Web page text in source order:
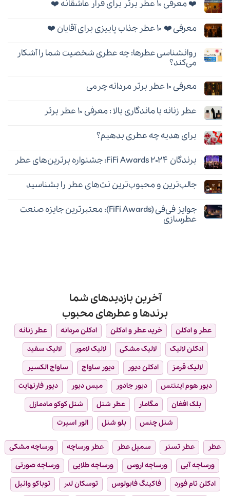
برای
(Thameen)؛
راهنمای
خرید
ثبت
❤️ معرفی ۱۰ عطر برتر برای قرار عاشقانه ❤️
برای
❤️
عطر
برتر
برای
عاشقانه
❤️
ثبت
نشده
معرفی ❤️ ۱۰ عطر جذاب پاییزی برای آقایان ❤️
برای
معرفی
❤️
جذاب
پاییزی
❤️
ثبت
نشده
روانشناسی عطرها: چه عطری شخصیت شما را آشکار
می‌کند؟
دیدگاهی
برای
روانشناسی
عطری
را
آشکار
ثبت
نشده
معرفی ۱۰ عطر برتر مردانه چرمی
برای
معرفی
برتر
مردانه
ثبت
نشده
عطر زنانه با ماندگاری بالا : معرفی ۱۰ عطر برتر
برای
عطر
ماندگاری
بالا
معرفی
۱۰
ثبت
نشده
برای هدیه چه عطری بدهیم؟
برای
برای
عطری
بدهیم؟
ثبت
نشده
برندگان FiFi Awards ۲۰۲۴: جشنواره برترین‌های عطر
برای
برندگان
۲۰۲۴:
جشنواره
برترین‌های
ثبت
نشده
جالب‌ترین و محبوب‌ترین نت‌های عطر را بشناسید
برای
جالب‌ترین
و
ثبت
نشده
جوایز فی‌فی (FiFi Awards): معتبرترین جایزه صنعت
عطرسازی
آخرین بازدیدهای شما
برندها و عطرهای محبوب
عطر و ادکلن خرید عطر و ادکلن ادکلن مردانه
عطر زنانه
ادکلن لالیک
لالیک مشکی لالیک لامور
لالیک سفید
لالیک قرمز
ادکلن دیور دیور ساواج
ساواج الکسیر
دیور هوم اینتنس
دیور جادور میس دیور
دیور فارنهایت
بلک افغان
مگامار عطر شنل
شنل کوکو مادمازل
شنل چنس
بلو شنل الور اسپرت
عطر عطر تستر سمپل عطر عطر ورساچه
ورساچه مشکی
ورساچه آبی
ورساچه اروس ورساچه طلایی
ورساچه صورتی
ادکلن تام فورد
فاکینگ فابولوس توسکان لدر
توباکو وانیل